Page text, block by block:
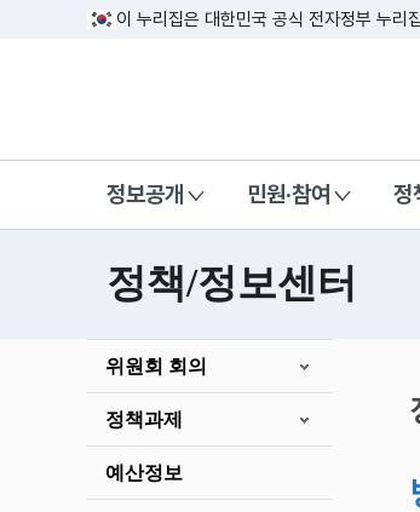
이 누리집은 대한민국 공식 전자정부 누리
정보공개 민원·참여 정
정책/정보센터
위원회 회의
정책과제
예산정보